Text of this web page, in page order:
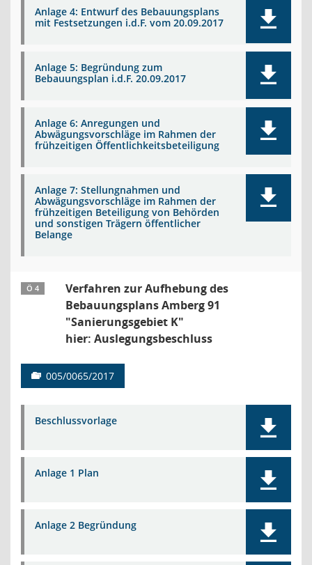
Anlage 4: Entwurf des Bebauungsplans
mit Festsetzungen i.d.F. vom 20.09.2017
Anlage 5: Begründung zum
Bebauungsplan i.d.F. 20.09.2017
Anlage 6: Anregungen und
Abwägungsvorschläge im Rahmen der
frühzeitigen Öffentlichkeitsbeteiligung
Anlage 7: Stellungnahmen und
Abwägungsvorschläge im Rahmen der
frühzeitigen Beteiligung von Behörden
und sonstigen Trägern öffentlicher
Belange
Ö 4
Verfahren zur Aufhebung des
Bebauungsplans Amberg 91
"Sanierungsgebiet K"
hier: Auslegungsbeschluss
005/0065/2017
Beschlussvorlage
Anlage 1 Plan
Anlage 2 Begründung